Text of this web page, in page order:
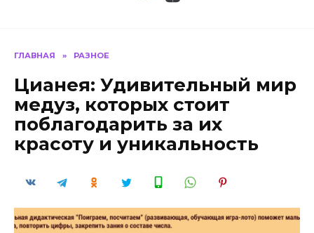
ГЛАВНАЯ » РАЗНОЕ
Цианея: Удивительный мир
медуз, которых стоит
поблагодарить за их
красоту и уникальность